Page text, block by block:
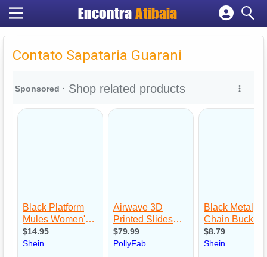
Encontra Atibaia
Cadastrar empresa
Criar conta
Contato Sapataria Guarani